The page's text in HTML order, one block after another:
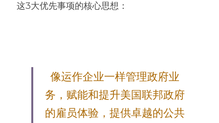
这3大优先事项的核心思想：
像运作企业一样管理政府业
务，赋能和提升美国联邦政府
的雇员体验，提供卓越的公共